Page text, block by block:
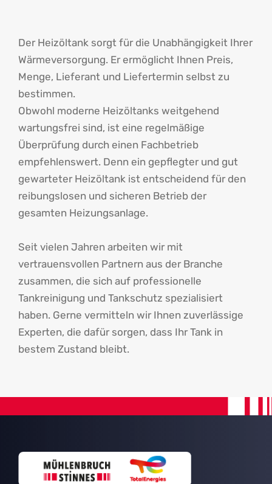
Der Heizöltank sorgt für die Unabhängigkeit Ihrer
Wärmeversorgung. Er ermöglicht Ihnen Preis,
Menge, Lieferant und Liefertermin selbst zu
bestimmen.
Obwohl moderne Heizöltanks weitgehend
wartungsfrei sind, ist eine regelmäßige
Überprüfung durch einen Fachbetrieb
empfehlenswert. Denn ein gepflegter und gut
gewarteter Heizöltank ist entscheidend für den
reibungslosen und sicheren Betrieb der
gesamten Heizungsanlage.
Seit vielen Jahren arbeiten wir mit
vertrauensvollen Partnern aus der Branche
zusammen, die sich auf professionelle
Tankreinigung und Tankschutz spezialisiert
haben. Gerne vermitteln wir Ihnen zuverlässige
Experten, die dafür sorgen, dass Ihr Tank in
bestem Zustand bleibt.